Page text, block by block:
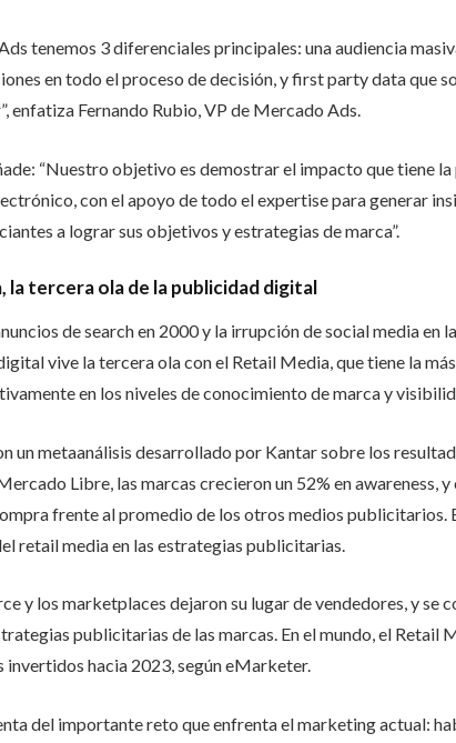
tenemos 3 diferenciales principales: una audiencia
en todo el proceso de decisión, y first party data que
enfatiza Fernando Rubio, VP de Mercado Ads.
“Nuestro objetivo es demostrar el impacto que tiene
con el apoyo de todo el expertise para generar
a lograr sus objetivos y estrategias de marca”.
la tercera ola de la publicidad digital
de search en 2000 y la irrupción de social media en
vive la tercera ola con el Retail Media, que tiene la
en los niveles de conocimiento de marca y
un metaanálisis desarrollado por Kantar sobre los
Libre, las marcas crecieron un 52% en awareness, y
frente al promedio de los otros medios publicitarios.
retail media en las estrategias publicitarias.
y los marketplaces dejaron su lugar de vendedores, y se
publicitarias de las marcas. En el mundo, el Retail
invertidos hacia 2023, según eMarketer.
del importante reto que enfrenta el marketing actual: